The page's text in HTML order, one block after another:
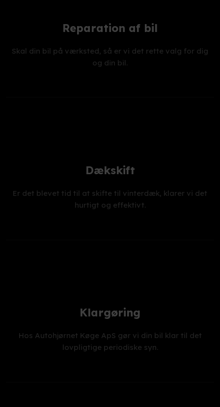
Reparation af bil
Skal din bil på værksted, så er vi det rette valg for dig
og din bil.
Dækskift
Er det blevet tid til at skifte til vinterdæk, klarer vi det
hurtigt og effektivt.
Klargøring
Hos Autohjørnet Køge ApS gør vi din bil klar til det
lovpligtige periodiske syn.